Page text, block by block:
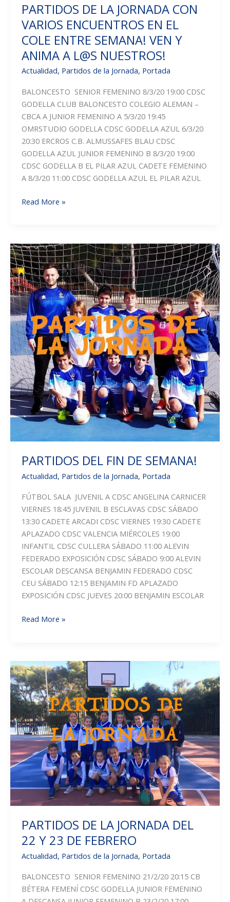
PARTIDOS DE LA JORNADA CON
VARIOS ENCUENTROS EN EL
COLE ENTRE SEMANA! VEN Y
ANIMA A L@S NUESTROS!
Actualidad, Partidos de la Jornada, Portada
BALONCESTO SENIOR FEMENINO 8/3/20 19:00 CDSC
GODELLA CLUB BALONCESTO COLEGIO ALEMAN –
CBCA A JUNIOR FEMENINO A 5/3/20 19:45
OMRSTUDIO GODELLA CDSC GODELLA AZUL 6/3/20
20:30 ERCROS C.B. ALMUSSAFES BLAU CDSC
GODELLA AZUL JUNIOR FEMENINO B 8/3/20 19:00
CDSC GODELLA B EL PILAR AZUL CADETE FEMENINO
A 8/3/20 11:00 CDSC GODELLA AZUL EL PILAR AZUL
PARTIDOS
CON
VARIOS
ENCUENTROS
EN
EL
COLE
ENTRE
SEMANA!
VEN
Y
ANIMA
A
L@S
NUESTROS!
Read More »
PARTIDOS DEL FIN DE SEMANA!
Actualidad, Partidos de la Jornada, Portada
FÚTBOL SALA JUVENIL A CDSC ANGELINA CARNICER
VIERNES 18:45 JUVENIL B ESCLAVAS CDSC SÁBADO
13:30 CADETE ARCADI CDSC VIERNES 19:30 CADETE
APLAZADO CDSC VALENCIA MIÉRCOLES 19:00
INFANTIL CDSC CULLERA SÁBADO 11:00 ALEVIN
FEDERADO EXPOSICIÓN CDSC SÁBADO 9:00 ALEVIN
ESCOLAR DESCANSA BENJAMIN FEDERADO CDSC
CEU SÁBADO 12:15 BENJAMIN FD APLAZADO
EXPOSICIÓN CDSC JUEVES 20:00 BENJAMIN ESCOLAR
PARTIDOS
SEMANA!
Read More »
PARTIDOS DE LA JORNADA DEL
22 Y 23 DE FEBRERO
Actualidad, Partidos de la Jornada, Portada
BALONCESTO SENIOR FEMENINO 21/2/20 20:15 CB
BÉTERA FEMENÍ CDSC GODELLA JUNIOR FEMENINO